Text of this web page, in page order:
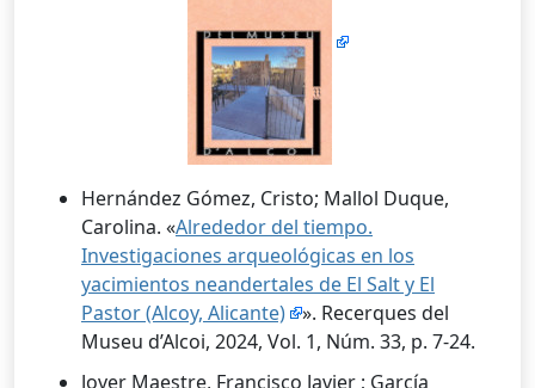
Hernández Gómez, Cristo; Mallol Duque,
Carolina. «Alrededor del tiempo.
Investigaciones arqueológicas en los
yacimientos neandertales de El Salt y El
Pastor (Alcoy, Alicante)
». Recerques del
Museu d’Alcoi, 2024, Vol. 1, Núm. 33, p. 7-24.
Jover Maestre, Francisco Javier ; García